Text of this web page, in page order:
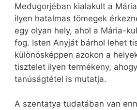
Međugorjéban kialakult a
ilyen hatalmas tömegek
egy olyan hely, ahol a Mária-
fog. Isten Anyját bárhol lehet
különösképpen azokon a
tisztelet ilyen termékeny,
tanúságtétel is mutatja.
A szentatya tudatában van